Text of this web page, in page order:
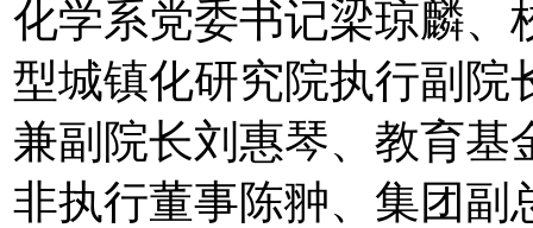
化学系党委书记梁琼麟、
型城镇化研究院执行副院
兼副院长刘惠琴、教育基
非执行董事陈翀、集团副